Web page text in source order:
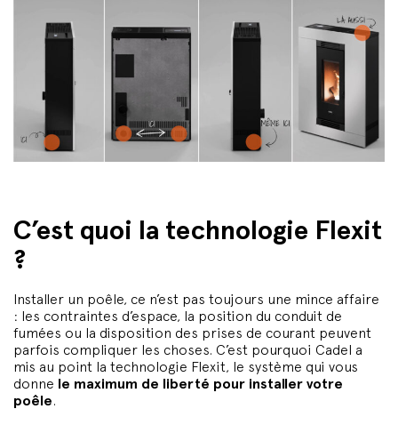
C’est quoi la technologie Flexit
?
Installer un poêle, ce n’est pas toujours une mince affaire
: les contraintes d’espace, la position du conduit de
fumées ou la disposition des prises de courant peuvent
parfois compliquer les choses. C’est pourquoi Cadel a
mis au point la technologie Flexit, le système qui vous
donne le maximum de liberté pour installer votre
poêle.